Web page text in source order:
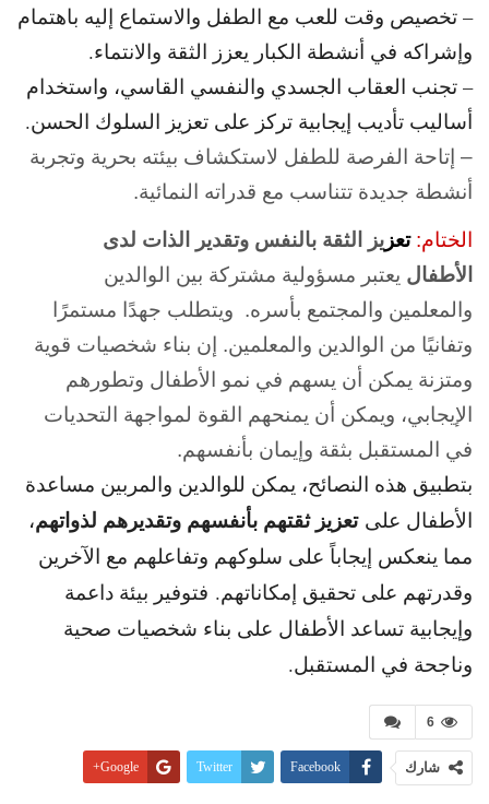
– تخصيص وقت للعب مع الطفل والاستماع إليه باهتمام
وإشراكه في أنشطة الكبار يعزز الثقة والانتماء.
– تجنب العقاب الجسدي والنفسي القاسي، واستخدام
أساليب تأديب إيجابية تركز على تعزيز السلوك الحسن.
– إتاحة الفرصة للطفل لاستكشاف بيئته بحرية وتجربة
أنشطة جديدة تتناسب مع قدراته النمائية.
الختام:تعز يز الثقة بالنفس وتقدير الذات لدى
الأطفال يعتبر مسؤولية مشتركة بين الوالدين
والمعلمين والمجتمع بأسره. ويتطلب جهدًا مستمرًا
وتفانيًا من الوالدين والمعلمين. إن بناء شخصيات قوية
ومتزنة يمكن أن يسهم في نمو الأطفال وتطورهم
الإيجابي، ويمكن أن يمنحهم القوة لمواجهة التحديات
في المستقبل بثقة وإيمان بأنفسهم.
بتطبيق هذه النصائح، يمكن للوالدين والمربين مساعدة
الأطفال على تعزيز ثقتهم بأنفسهم وتقديرهم لذواتهم،
مما ينعكس إيجاباً على سلوكهم وتفاعلهم مع الآخرين
وقدرتهم على تحقيق إمكاناتهم. فتوفير بيئة داعمة
وإيجابية تساعد الأطفال على بناء شخصيات صحية
وناجحة في المستقبل.
6
شارك Facebook
Twitter
Google+